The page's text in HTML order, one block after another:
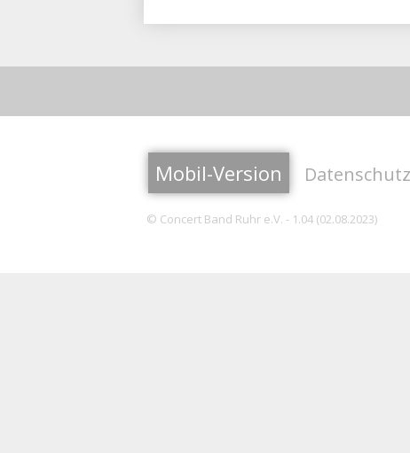
Mobil-Version Datenschutz
© Concert Band Ruhr e.V. - 1.04 (02.08.2023)